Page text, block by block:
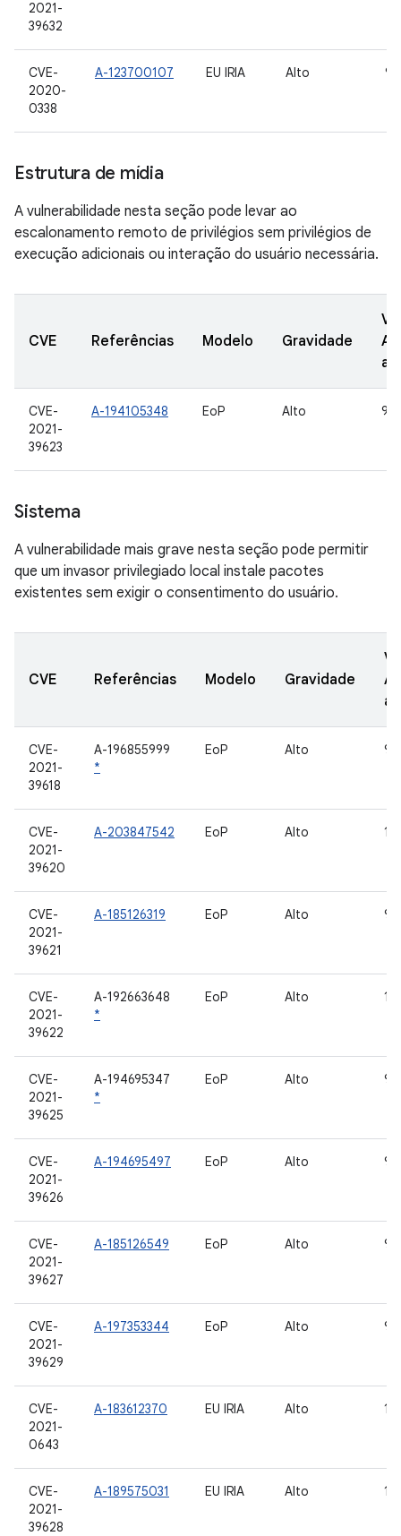
2021-
39632
CVE-
2020-
0338
A-123700107 EU IRIA Alto 9,
Estrutura de mídia
A vulnerabilidade nesta seção pode levar ao
escalonamento remoto de privilégios sem privilégios de
execução adicionais ou interação do usuário necessária.
CVE Referências Modelo Gravidade
CVE-
2021-
39623
A-194105348 EoP Alto 9,
Sistema
A vulnerabilidade mais grave nesta seção pode permitir
que um invasor privilegiado local instale pacotes
existentes sem exigir o consentimento do usuário.
CVE Referências Modelo Gravidade
CVE-
2021-
39618
A-196855999
*
EoP Alto 9,
CVE-
2021-
39620
A-203847542 EoP Alto
CVE-
2021-
39621
A-185126319 EoP Alto 9,
CVE-
2021-
39622
A-192663648
*
EoP Alto
CVE-
2021-
39625
A-194695347
*
EoP Alto 9,
CVE-
2021-
39626
A-194695497 EoP Alto 9,
CVE-
2021-
39627
A-185126549 EoP Alto 9,
CVE-
2021-
39629
A-197353344 EoP Alto 9,
CVE-
2021-
0643
A-183612370 EU IRIA Alto
CVE-
2021-
39628
A-189575031 EU IRIA Alto